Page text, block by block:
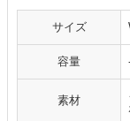
サイズ
容量
素材